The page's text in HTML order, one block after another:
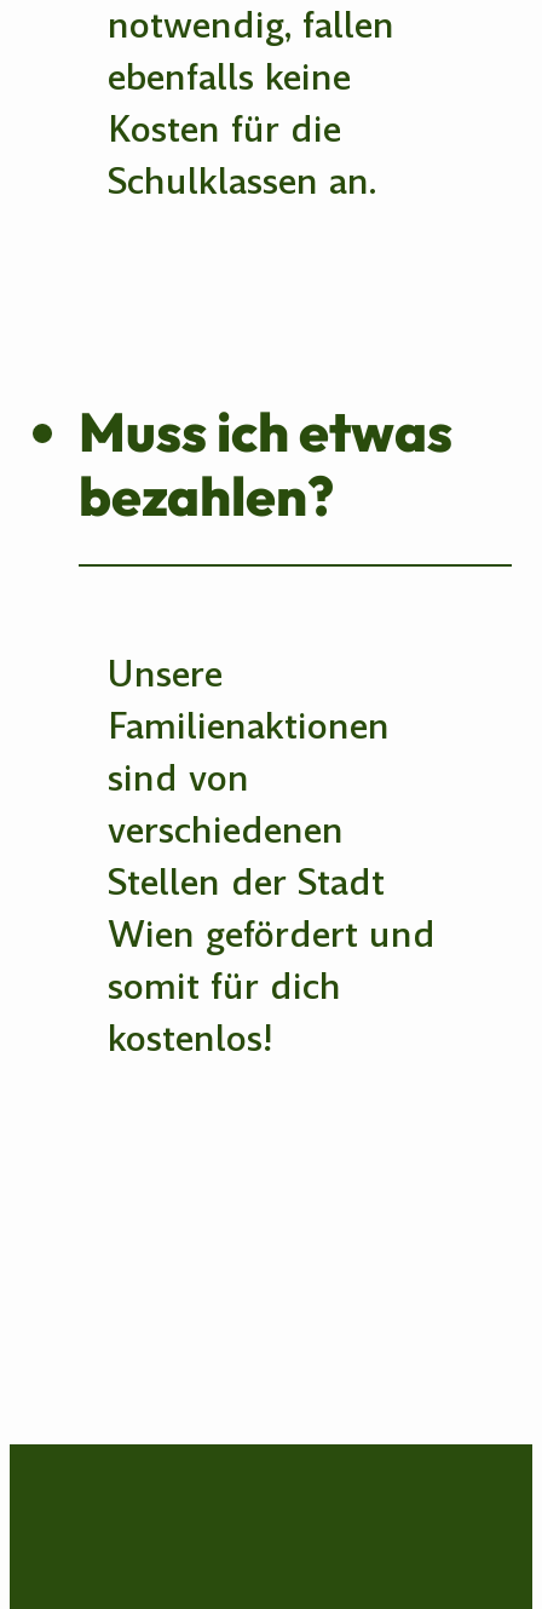
notwendig, fallen
ebenfalls keine
Kosten für die
Schulklassen an.
Muss ich etwas
bezahlen?
Unsere
Familienaktionen
sind von
verschiedenen
Stellen der Stadt
Wien gefördert und
somit für dich
kostenlos!